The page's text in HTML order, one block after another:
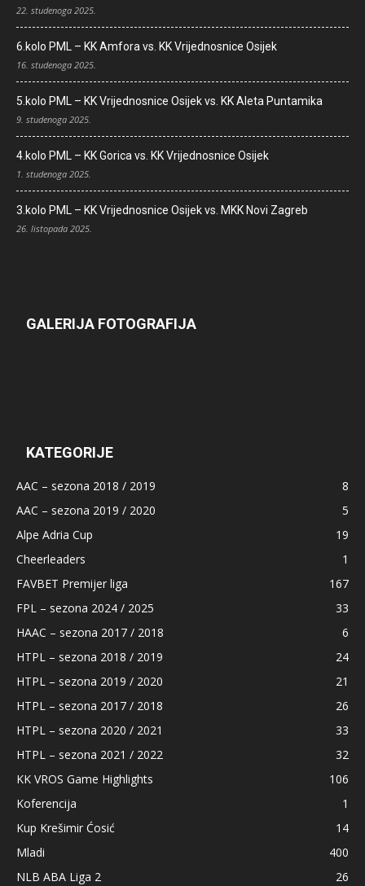
22. studenoga 2025.
6.kolo PML – KK Amfora vs. KK Vrijednosnice Osijek
16. studenoga 2025.
5.kolo PML – KK Vrijednosnice Osijek vs. KK Aleta Puntamika
9. studenoga 2025.
4.kolo PML – KK Gorica vs. KK Vrijednosnice Osijek
1. studenoga 2025.
3.kolo PML – KK Vrijednosnice Osijek vs. MKK Novi Zagreb
26. listopada 2025.
GALERIJA FOTOGRAFIJA
KATEGORIJE
AAC – sezona 2018 / 2019
8
AAC – sezona 2019 / 2020
5
Alpe Adria Cup
19
Cheerleaders
1
FAVBET Premijer liga
167
FPL – sezona 2024 / 2025
33
HAAC – sezona 2017 / 2018
6
HTPL – sezona 2018 / 2019
24
HTPL – sezona 2019 / 2020
21
HTPL – sezona 2017 / 2018
26
HTPL – sezona 2020 / 2021
33
HTPL – sezona 2021 / 2022
32
KK VROS Game Highlights
106
Koferencija
1
Kup Krešimir Ćosić
14
Mladi
400
NLB ABA Liga 2
26